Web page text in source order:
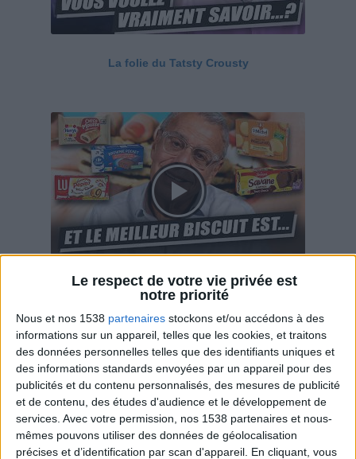
Le respect de votre vie privée est
notre priorité
Nous et nos 1538 partenaires stockons et/ou accédons à des
informations sur un appareil, telles que les cookies, et traitons
des données personnelles telles que des identifiants uniques et
des informations standards envoyées par un appareil pour des
publicités et du contenu personnalisés, des mesures de publicité
et de contenu, des études d'audience et le développement de
services. Avec votre permission, nos 1538 partenaires et nous-
mêmes pouvons utiliser des données de géolocalisation
précises et d’identification par scan d'appareil. En cliquant, vous
La folie du Tatsty Crousty
Savane, LU, Pepito, Harrys... Que valent vraiment
ces gâteaux ?
Webinaires en direct Voir tout